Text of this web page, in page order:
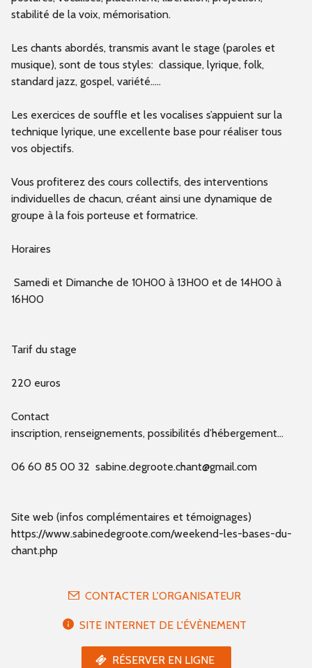
stabilité de la voix, mémorisation.
Les chants abordés, transmis avant le stage (paroles et
musique), sont de tous styles: classique, lyrique, folk,
standard jazz, gospel, variété..…
Les exercices de souffle et les vocalises s’appuient sur la
technique lyrique, une excellente base pour réaliser tous
vos objectifs.
Vous profiterez des cours collectifs, des interventions
individuelles de chacun, créant ainsi une dynamique de
groupe à la fois porteuse et formatrice.
Horaires
Samedi et Dimanche de 10H00 à 13H00 et de 14H00 à
16H00
Tarif du stage
220 euros
Contact
inscription, renseignements, possibilités d’hébergement...
06 60 85 00 32 sabine.degroote.chant@gmail.com
Site web (infos complémentaires et témoignages)
https://www.sabinedegroote.com/weekend-les-bases-du-
chant.php
CONTACTER L'ORGANISATEUR
SITE INTERNET DE L'ÉVÈNEMENT
RÉSERVER EN LIGNE